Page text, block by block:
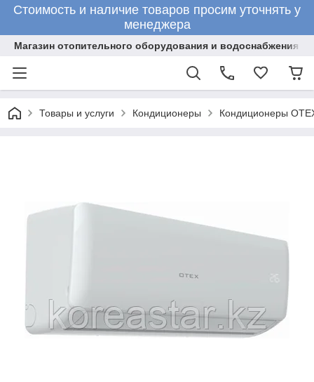
Стоимость и наличие товаров просим уточнять у
менеджера
Магазин отопительного оборудования и водоснабжения
Товары и услуги Кондиционеры Кондиционеры